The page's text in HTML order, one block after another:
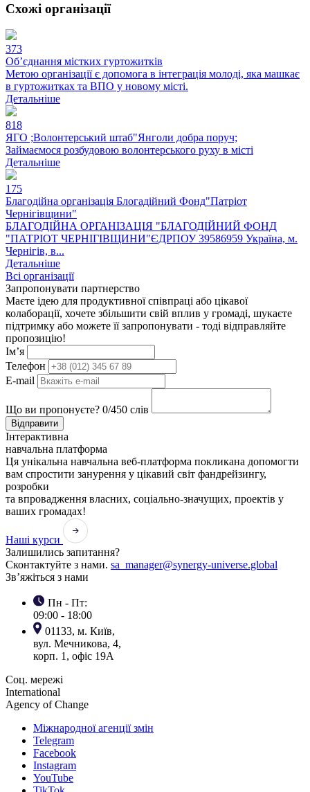
Схожі організації
373
Об’єднання містких гуртожитків
Метою організації є допомога в інтеграція молоді, яка машкає
в гуртожитках та ВПО у новому місті.
Детальніше
818
ЯГО ;Волонтерський штаб"Янголи добра поруч;
Займаємося розбудовою волонтерського руху в місті
Детальніше
175
Благодійна організація Блогадійний Фонд"Патріот
Чернігівщини"
БЛАГОДІЙНА ОРГАНІЗАЦІЯ "БЛАГОДІЙНИЙ ФОНД
"ПАТРІОТ ЧЕРНІГІВЩИНИ"ЄДРПОУ 39586959 Україна, м.
Чернігів, в...
Детальніше
Всі організації
Запропонувати партнерство
Маєте ідею для продуктивної співпраці або цікавої
колаборації, хочете збільшити свій вплив у громаді, шукаєте
підтримку або можете її запропонувати - тоді відправляйте
пропозицію!
Ім’я
Телефон
E-mail
Що ви пропонуєте? 0/450 слів
Відправити
Інтерактивна
навчальна платформа
Ця унікальна навчальна веб-платформа покликана допомогти
вам спростити занурення у цікавий світ фандрейзингу,
розробки
та впровадження власних, соціально-значущих, проектів у
ваших громадах!
Наші курси
Залишились запитання?
Сконтактуйте з нами. sa_manager@synergy-universe.global
Зв’яжіться з нами
Пн - Пт:
09:00 - 18:00
01133, м. Київ,
вул. Мечникова, 4,
корп. 1, офіс 19А
Соц. мережі
International
Agency of Change
Міжнародної агенції змін
Telegram
Facebook
Instagram
YouTube